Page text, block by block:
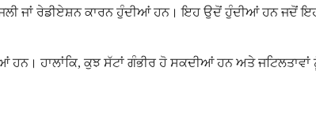
ਜਾਂ ਰੇਡੀਏਸ਼ਨ ਕਾਰਨ ਹੁੰਦੀਆਂ ਹਨ। ਇਹ ਉਦੋਂ ਹੁੰਦੀਆਂ ਹਨ ਜਦੋਂ
ਹਾਲਾਂਕਿ, ਕੁਝ ਸੱਟਾਂ ਗੰਭੀਰ ਹੋ ਸਕਦੀਆਂ ਹਨ ਅਤੇ ਜਟਿਲਤਾਵਾਂ